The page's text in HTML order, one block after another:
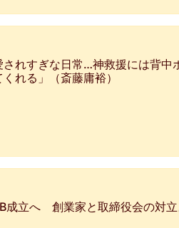
されすぎな日常…神救援には背
れる」（斎藤庸裕）
成立へ 創業家と取締役会の対